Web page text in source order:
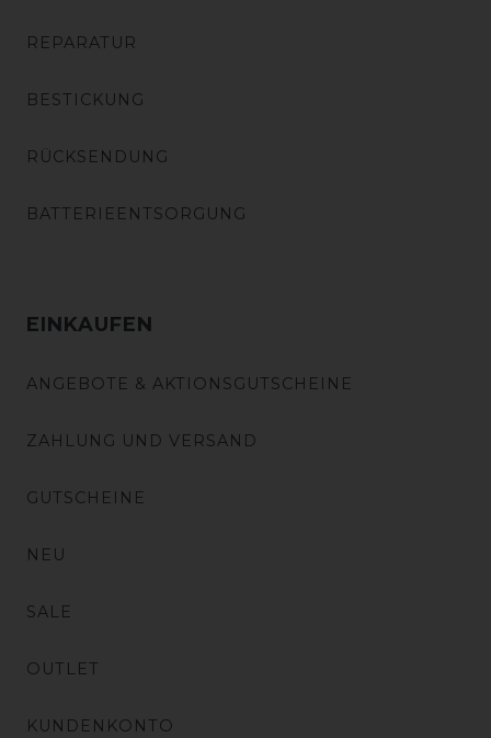
REPARATUR
BESTICKUNG
RÜCKSENDUNG
BATTERIEENTSORGUNG
EINKAUFEN
ANGEBOTE & AKTIONSGUTSCHEINE
ZAHLUNG UND VERSAND
GUTSCHEINE
NEU
SALE
OUTLET
KUNDENKONTO